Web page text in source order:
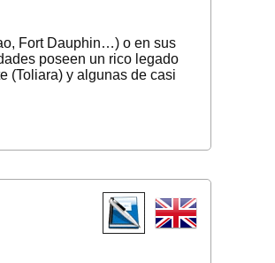
Fort Dauphin…) o en sus
poseen un rico legado
(Toliara) y algunas de casi